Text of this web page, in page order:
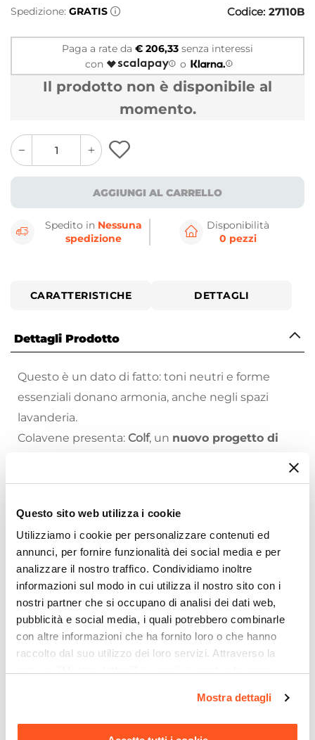
Questo sito web utilizza i cookie
Utilizziamo i cookie per personalizzare contenuti ed
annunci, per fornire funzionalità dei social media e per
analizzare il nostro traffico. Condividiamo inoltre
informazioni sul modo in cui utilizza il nostro sito con i
nostri partner che si occupano di analisi dei dati web,
pubblicità e social media, i quali potrebbero combinarle
con altre informazioni che ha fornito loro o che hanno
raccolto dal suo utilizzo dei loro servizi. Attraverso la
momento. Per maggiori informazioni si invita a leggere la
Mostra dettagli
Spedizione: GRATIS Codice: 27110B
Paga a rate da € 206,33 senza interessi
con
o
Il prodotto non è disponibile al
momento.
quantity
button
quantity
minus
button
AGGIUNGI AL CARRELLO
Spedito in Nessuna
spedizione
Disponibilità
0 pezzi
CARATTERISTICHE DETTAGLI
Dettagli Prodotto
Questo è un dato di fatto: toni neutri e forme
essenziali donano armonia, anche negli spazi
lavanderia.
Colavene presenta: Colf, un nuovo progetto di
nobilitato da 18 mm, con frontali in laminato
bianco lucido.
L'apertura delle due ante frontali è con maniglia
cromata. Questa colonna si caratterizza per la
divisione degli spazi al suo interno: 3 contenitori
laterali e ripiano superiore.
Le sue misure sono64 x 60 x 210 h cm.